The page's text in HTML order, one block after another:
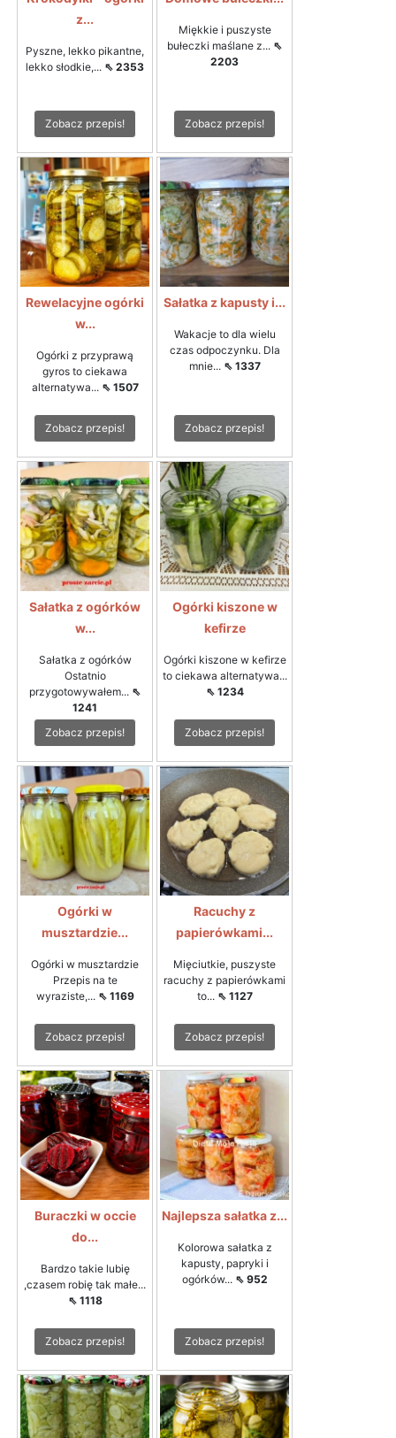
z...
Pyszne, lekko pikantne,
lekko słodkie,... ⇖ 2353
Zobacz przepis!
Miękkie i puszyste
bułeczki maślane z... ⇖
2203
Zobacz przepis!
Rewelacyjne ogórki
w...
Ogórki z przyprawą
gyros to ciekawa
alternatywa... ⇖ 1507
Zobacz przepis!
Sałatka z kapusty i...
Wakacje to dla wielu
czas odpoczynku. Dla
mnie... ⇖ 1337
Zobacz przepis!
Sałatka z ogórków
w...
Sałatka z ogórków
Ostatnio
przygotowywałem... ⇖
1241
Zobacz przepis!
Ogórki kiszone w
kefirze
Ogórki kiszone w kefirze
to ciekawa alternatywa...
⇖ 1234
Zobacz przepis!
Ogórki w
musztardzie...
Ogórki w musztardzie
Przepis na te
wyraziste,... ⇖ 1169
Zobacz przepis!
Racuchy z
papierówkami...
Mięciutkie, puszyste
racuchy z papierówkami
to... ⇖ 1127
Zobacz przepis!
Buraczki w occie
do...
Bardzo takie lubię
,czasem robię tak małe...
⇖ 1118
Zobacz przepis!
Najlepsza sałatka z...
Kolorowa sałatka z
kapusty, papryki i
ogórków... ⇖ 952
Zobacz przepis!